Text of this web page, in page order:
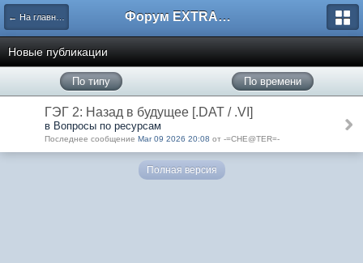
← На главную Форум EXTRACTOR.ru
Новые публикации
По типу По времени
ГЭГ 2: Назад в будущее [.DAT / .VI]
в Вопросы по ресурсам
Последнее сообщение Mar 09 2026 20:08 от -=CHE@TER=-
Полная версия